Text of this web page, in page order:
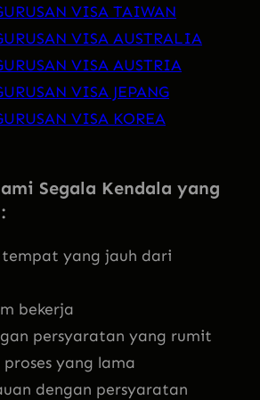
VISA TAIWAN
VISA AUSTRALIA
VISA AUSTRIA
VISA JEPANG
VISA KOREA
Segala Kendala yang
yang jauh dari
bekerja
persyaratan yang rumit
proses yang lama
dengan persyaratan